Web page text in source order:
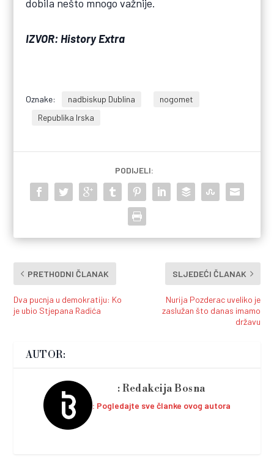
dobila nešto mnogo važnije.
IZVOR: History Extra
Oznake: nadbiskup Dublina
nogomet
Republika Irska
PODIJELI:
PRETHODNI ČLANAK
Dva pucnja u demokratiju: Ko
je ubio Stjepana Radića
SLJEDEĆI ČLANAK
Nurija Pozderac uveliko je
zaslužan što danas imamo
državu
AUTOR:
Redakcija Bosna
Pogledajte sve članke ovog autora